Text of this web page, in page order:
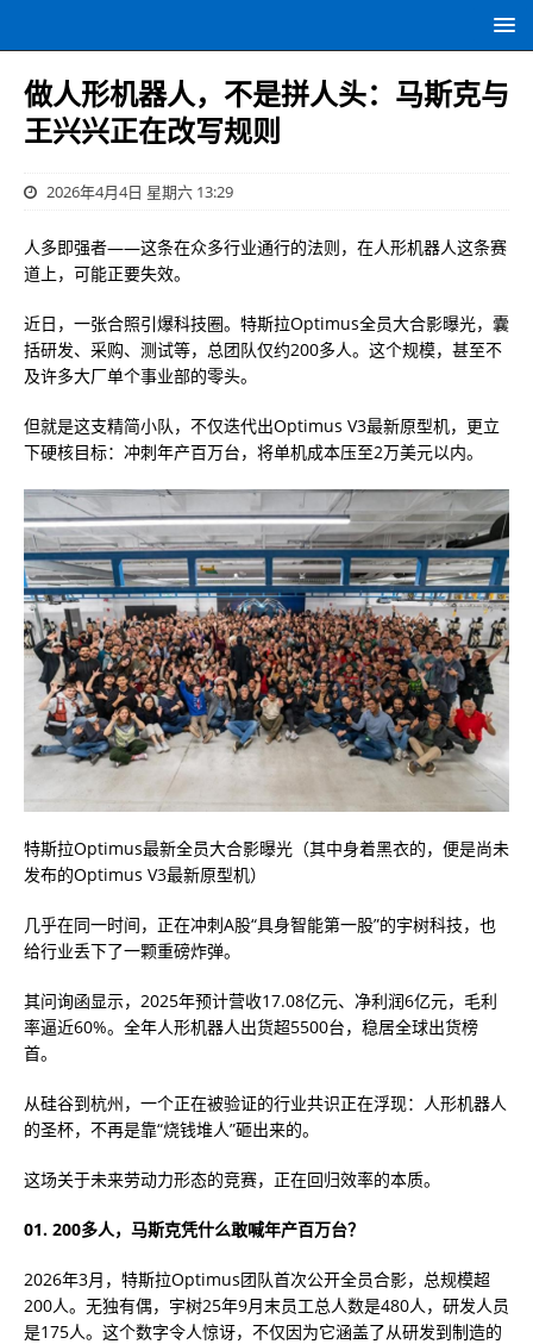
做人形机器人，不是拼人头：马斯克与
王兴兴正在改写规则
2026年4月4日 星期六 13:29
人多即强者——这条在众多行业通行的法则，在人形机器人这条赛
道上，可能正要失效。
近日，一张合照引爆科技圈。特斯拉Optimus全员大合影曝光，囊
括研发、采购、测试等，总团队仅约200多人。这个规模，甚至不
及许多大厂单个事业部的零头。
但就是这支精简小队，不仅迭代出Optimus V3最新原型机，更立
下硬核目标：冲刺年产百万台，将单机成本压至2万美元以内。
特斯拉Optimus最新全员大合影曝光（其中身着黑衣的，便是尚未
发布的Optimus V3最新原型机）
几乎在同一时间，正在冲刺A股“具身智能第一股”的宇树科技，也
给行业丢下了一颗重磅炸弹。
其问询函显示，2025年预计营收17.08亿元、净利润6亿元，毛利
率逼近60%。全年人形机器人出货超5500台，稳居全球出货榜
首。
从硅谷到杭州，一个正在被验证的行业共识正在浮现：人形机器人
的圣杯，不再是靠“烧钱堆人”砸出来的。
这场关于未来劳动力形态的竞赛，正在回归效率的本质。
01. 200多人，马斯克凭什么敢喊年产百万台？
2026年3月，特斯拉Optimus团队首次公开全员合影，总规模超
200人。无独有偶，宇树25年9月末员工总人数是480人，研发人员
是175人。这个数字令人惊讶，不仅因为它涵盖了从研发到制造的